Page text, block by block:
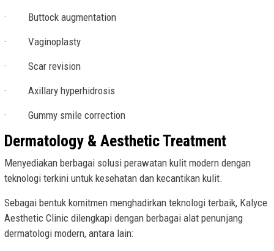
· Buttock augmentation
· Vaginoplasty
· Scar revision
· Axillary hyperhidrosis
· Gummy smile correction
Dermatology & Aesthetic Treatment
Menyediakan berbagai solusi perawatan kulit modern dengan
teknologi terkini untuk kesehatan dan kecantikan kulit.
Sebagai bentuk komitmen menghadirkan teknologi terbaik, Kalyce
Aesthetic Clinic dilengkapi dengan berbagai alat penunjang
dermatologi modern, antara lain: